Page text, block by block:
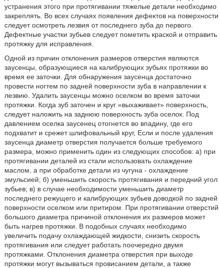
устранения этого при протягивании тяжелые детали необходимо
закреплять. Во всех случаях появления дефектов на поверхности
следует осмотреть лезвия от последнего зуба до первого.
Дефектные участки зубьев следует пометить краской и отправить
протяжку для исправления.
Одной из причин отклонения размеров отверстия являются
заусенцы, образующиеся на калибрующих зубьях протяжки во
время ее заточки. Для обнаружения заусенца достаточно
провести ногтем по задней поверхности зуба в направлении к
лезвию. Удалить заусенцы можно оселком во время заточки
протяжки. Когда зуб заточен и круг «выхаживает» поверхность,
следует наложить на заднюю поверхность зуба оселок. Под
давлением оселка заусенец отогнется во впадину, где его
подхватит и срежет шлифовальный круг, Если и после удаления
заусенца диаметр отверстия получается больше требуемого
размера, можно применить один из следующих способов: а) при
протягивании деталей из стали использовать охлаждение
маслом, а при обработке детали из чугуна - охлаждение
эмульсией; б) уменьшить скорость протягивания и передний угол
зубьев; в) в случае необходимости уменьшить диаметр
последнего режущего и калибрующих зубьев доводкой по задней
поверхности оселком или притиром. При протягивании отверстий
большого диаметра причиной отклонения их размеров может
быть нагрев протяжки. В подобных случаях необходимо
увеличить подачу охлаждающей жидкости, снизить скорость
протягивания или следует работать поочередно двумя
протяжками. Отклонения диаметра отверстия при выходе
протяжки могут вызываться провисанием детали, а также